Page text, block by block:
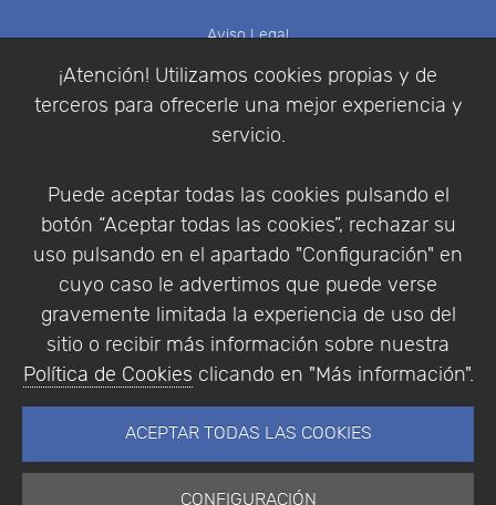
¡Atención! Utilizamos cookies propias y de
terceros para ofrecerle una mejor experiencia y
servicio.
Puede aceptar todas las cookies pulsando el
botón “Aceptar todas las cookies”, rechazar su
uso pulsando en el apartado "Configuración" en
cuyo caso le advertimos que puede verse
gravemente limitada la experiencia de uso del
sitio o recibir más información sobre nuestra
Política de Cookies clicando en "Más información".
ACEPTAR TODAS LAS COOKIES
CONFIGURACIÓN
Aviso Legal
Política de Privacidad
Condiciones de compra
Identificarse
Empresa|Aviso Legal| Política de Privacidad |
Política de Cookies
© Copyright 1994 - 2026. Addlink Software
Científico, S.L.
Portugal.